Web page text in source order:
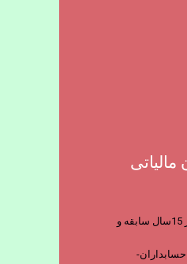
مرجع مشاوران مالیاتی ایران با بیش از 15سال سابقه و